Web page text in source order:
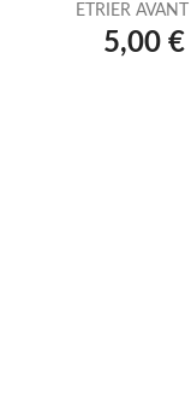
ETRIER
5,00 €